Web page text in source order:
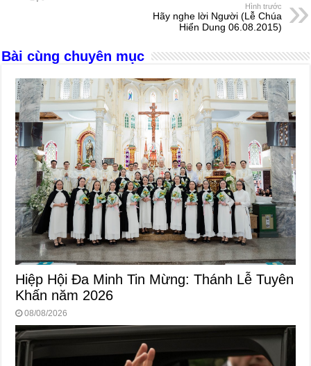
o
k
s
Hình trước
Hãy nghe lời Người (Lễ Chúa
Hiển Dung 06.08.2015)
Bài cùng chuyên mục
Hiệp Hội Đa Minh Tin Mừng: Thánh Lễ Tuyên
Khấn năm 2026
08/08/2026